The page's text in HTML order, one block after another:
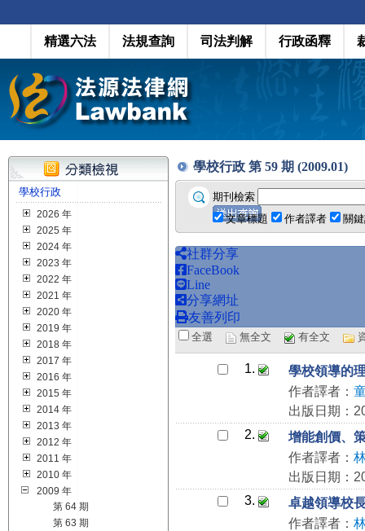
精選六法 法規查詢 司法判解 行政函釋
學校行政
2026 年
2025 年
2024 年
2023 年
2022 年
2021 年
2020 年
2019 年
2018 年
2017 年
2016 年
2015 年
2014 年
2013 年
2012 年
2011 年
2010 年
2009 年
第 64 期
第 63 期
學校行政 第 59 期 (2009.01)
期刊檢索
文章標題
作者譯者 關
社群分享
FaceBook
Line
分享網址
友善列印
全選 無全文 有全文
1.
學校領導的
作者譯者：
出版日期：
2.
增能創價、
作者譯者：
出版日期：
3.
卓越領導校
作者譯者：